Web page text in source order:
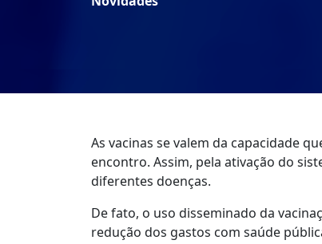
As vacinas se valem da capacidade
encontro. Assim, pela ativação do
diferentes doenças.
De fato, o uso disseminado da
redução dos gastos com saúde